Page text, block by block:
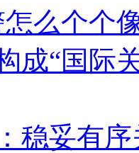
么个个
成“国际
稳妥有